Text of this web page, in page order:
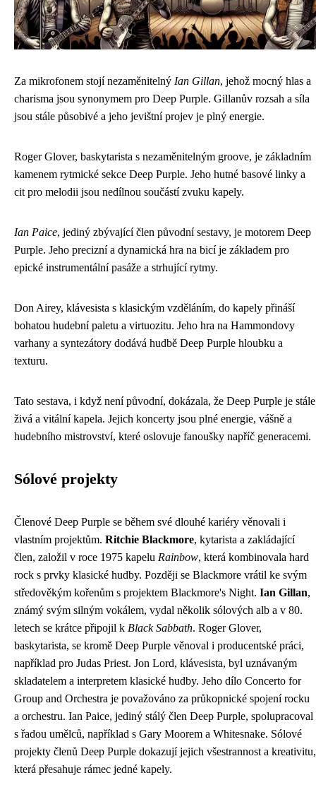
Za mikrofonem stojí nezaměnitelný Ian Gillan, jehož mocný hlas a
charisma jsou synonymem pro Deep Purple. Gillanův rozsah a síla
jsou stále působivé a jeho jevištní projev je plný energie.
Roger Glover, baskytarista s nezaměnitelným groove, je základním
kamenem rytmické sekce Deep Purple. Jeho hutné basové linky a
cit pro melodii jsou nedílnou součástí zvuku kapely.
Ian Paice, jediný zbývající člen původní sestavy, je motorem Deep
Purple. Jeho precizní a dynamická hra na bicí je základem pro
epické instrumentální pasáže a strhující rytmy.
Don Airey, klávesista s klasickým vzděláním, do kapely přináší
bohatou hudební paletu a virtuozitu. Jeho hra na Hammondovy
varhany a syntezátory dodává hudbě Deep Purple hloubku a
texturu.
Tato sestava, i když není původní, dokázala, že Deep Purple je stále
živá a vitální kapela. Jejich koncerty jsou plné energie, vášně a
hudebního mistrovství, které oslovuje fanoušky napříč generacemi.
Sólové projekty
Členové Deep Purple se během své dlouhé kariéry věnovali i
vlastním projektům. Ritchie Blackmore, kytarista a zakládající
člen, založil v roce 1975 kapelu Rainbow, která kombinovala hard
rock s prvky klasické hudby. Později se Blackmore vrátil ke svým
středověkým kořenům s projektem Blackmore's Night. Ian Gillan,
známý svým silným vokálem, vydal několik sólových alb a v 80.
letech se krátce připojil k Black Sabbath. Roger Glover,
baskytarista, se kromě Deep Purple věnoval i producentské práci,
například pro Judas Priest. Jon Lord, klávesista, byl uznávaným
skladatelem a interpretem klasické hudby. Jeho dílo Concerto for
Group and Orchestra je považováno za průkopnické spojení rocku
a orchestru. Ian Paice, jediný stálý člen Deep Purple, spolupracoval
s řadou umělců, například s Gary Moorem a Whitesnake. Sólové
projekty členů Deep Purple dokazují jejich všestrannost a kreativitu,
která přesahuje rámec jedné kapely.